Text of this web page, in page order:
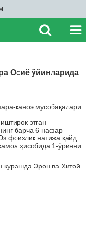
Осиё ўйинларида
каноэ мусобақалари
этган
барча 6 нафар
фоизлик натижа қайд
ҳисобида 1-ўринни
курашда Эрон ва Хитой